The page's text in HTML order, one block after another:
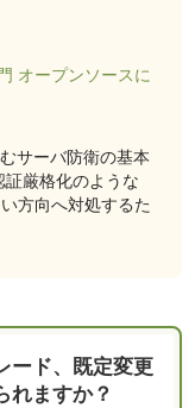
オープンソースに
サーバ防衛の基本
厳格化のような
方向へ対処するた
ード、既定変更
れますか？